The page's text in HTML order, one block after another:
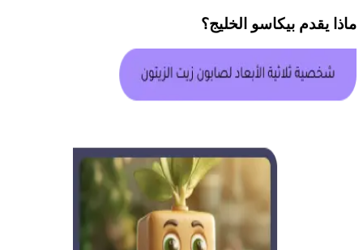
ماذا يقدم بيكاسو الخليج؟